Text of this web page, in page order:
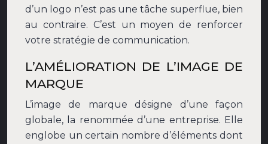
d’un logo n’est pas une tâche superflue, bien
au contraire. C’est un moyen de renforcer
votre stratégie de communication.
L’AMÉLIORATION DE L’IMAGE DE
MARQUE
L’image de marque désigne d’une façon
globale, la renommée d’une entreprise. Elle
englobe un certain nombre d’éléments dont